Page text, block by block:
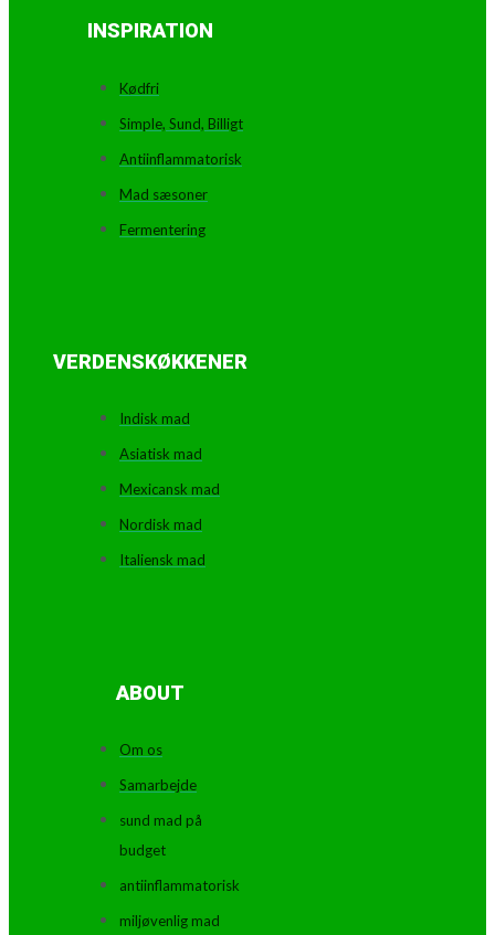
INSPIRATION
Kødfri
Simple, Sund, Billigt
Antiinflammatorisk
Mad sæsoner
Fermentering
VERDENSKØKKENER
Indisk mad
Asiatisk mad
Mexicansk mad
Nordisk mad
Italiensk mad
ABOUT
Om os
Samarbejde
sund mad på
budget
antiinflammatorisk
miljøvenlig mad